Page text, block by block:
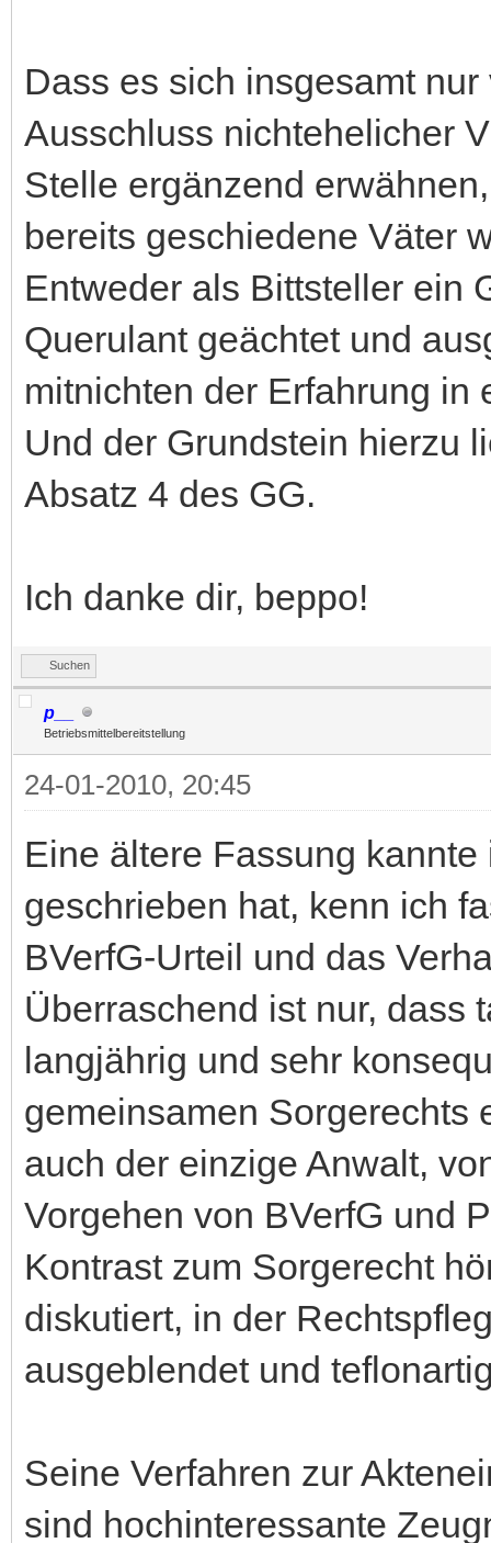
Dass es sich insgesamt
Ausschluss nichtehelicher
Stelle ergänzend
bereits geschiedene Väter
Entweder als Bittsteller ein
Querulant geächtet und
mitnichten der Erfahrung in
Und der Grundstein hierzu
Absatz 4 des GG.
Ich danke dir, beppo!
Suchen
p__
Betriebsmittelbereitstellung
24-01-2010, 20:45
Eine ältere Fassung
geschrieben hat, kenn ich
BVerfG-Urteil und das
Überraschend ist nur, dass
langjährig und sehr
gemeinsamen Sorgerechts
auch der einzige Anwalt,
Vorgehen von BVerfG und
Kontrast zum Sorgerecht
diskutiert, in der
ausgeblendet und
Seine Verfahren zur
sind hochinteressante